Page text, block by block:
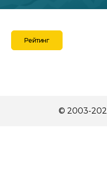
Рейтинг
© 2003-